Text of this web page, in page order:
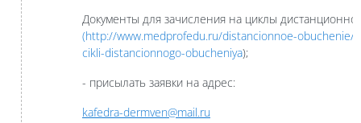
Документы для зачисления на циклы
(http://www.medprofedu.ru/distancionnoe-obuchenie/
cikli-distancionnogo-obucheniya);
- присылать заявки на адрес:
kafedra-dermven@mail.ru